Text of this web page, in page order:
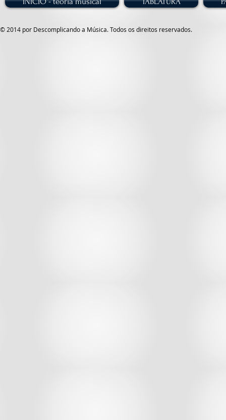
© 2014 por Descomplicando a Música. Todos os direitos reservados.